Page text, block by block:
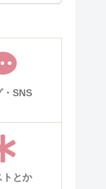
・SNS
トとか